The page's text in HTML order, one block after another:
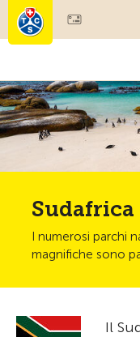
Societariato &
Test, sicurezza & salute
Sudafrica
I numerosi parchi
magnifiche sono
Il